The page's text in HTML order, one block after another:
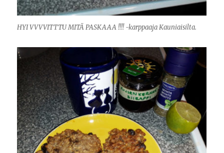
HYI VVVVITTTU MITÄ PASKAAA !!!! -karppaaja Kauniaisilta.